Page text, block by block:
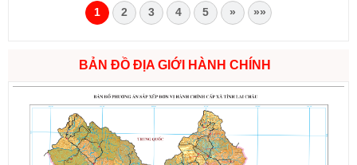
1 2 3 4 5 » »»
BẢN ĐỒ ĐỊA GIỚI HÀNH CHÍNH